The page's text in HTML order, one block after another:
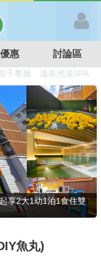
惠 討論區
日本親子景點
泉泡湯SPA
享2大1幼1泊1食住雙
魚丸)